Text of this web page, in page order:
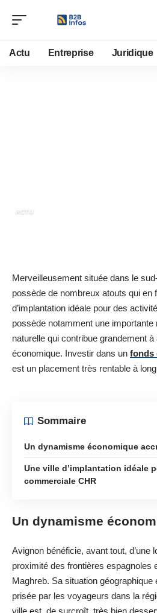
Actu Entreprise Juridique
ACTU
Merveilleusement située dans le
possède de nombreux atouts qui en
d’implantation idéale pour des
possède notamment une
naturelle qui contribue grandement
économique. Investir dans un fonds
est un placement très rentable à
Sommaire
Un dynamisme économique
Une ville d’implantation idéale
commerciale CHR
Un dynamisme
Avignon bénéficie, avant tout, d’une
proximité des frontières espagnoles
Maghreb. Sa situation géographique
prisée par les voyageurs dans la
ville est, de surcroît, très bien